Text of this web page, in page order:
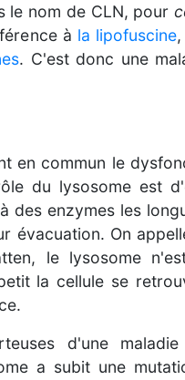
le nom de CLN, pour
à la lipofuscine
. C'est donc une
en commun le
du lysosome est
des enzymes les
évacuation. On
le lysosome
la cellule se
d'une
a subit une